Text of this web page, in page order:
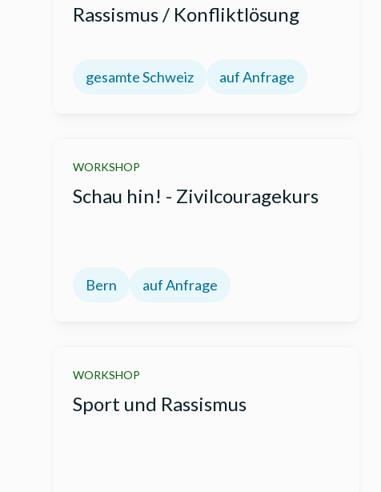
Rassismus / Konfliktlösung
gesamte Schweiz auf Anfrage
WORKSHOP
Schau hin! - Zivilcouragekurs
Bern auf Anfrage
WORKSHOP
Sport und Rassismus